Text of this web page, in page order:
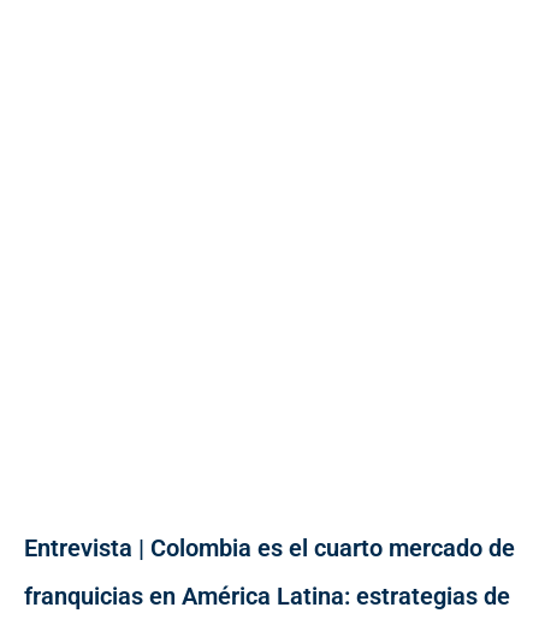
Entrevista | Colombia es el cuarto mercado de
franquicias en América Latina: estrategias de